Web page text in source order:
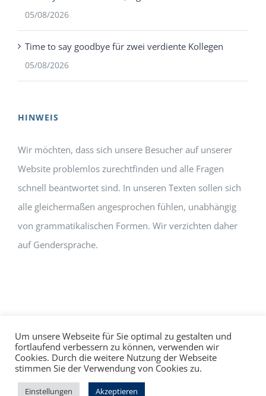
05/08/2026
Time to say goodbye für zwei verdiente Kollegen
05/08/2026
HINWEIS
Wir möchten, dass sich unsere Besucher auf unserer
Website problemlos zurechtfinden und alle Fragen
schnell beantwortet sind. In unseren Texten sollen sich
alle gleichermaßen angesprochen fühlen, unabhängig
von grammatikalischen Formen. Wir verzichten daher
auf Gendersprache.
Impressum Datenschutz©hallo!rot
Facebook
Um unsere Webseite für Sie optimal zu gestalten und
fortlaufend verbessern zu können, verwenden wir
Cookies. Durch die weitere Nutzung der Webseite
stimmen Sie der Verwendung von Cookies zu.
Einstellungen Akzeptieren